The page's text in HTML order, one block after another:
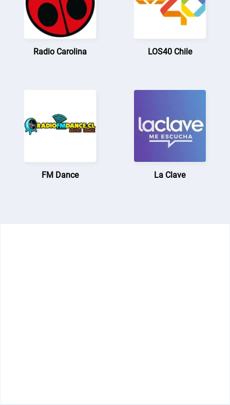
Radio Carolina LOS40 Chile
FM Dance La Clave